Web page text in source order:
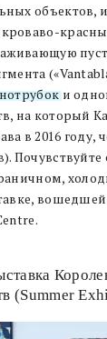
объектов,
и
на который
в 2016 году,
(Summer